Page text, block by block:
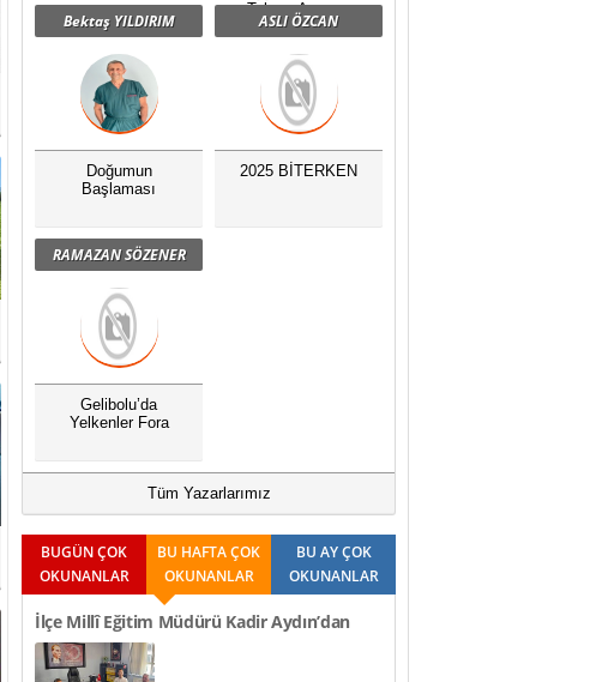
Taburu Anması
Bektaş YILDIRIM
Doğumun
Başlaması
ASLI ÖZCAN
2025 BİTERKEN
RAMAZAN SÖZENER
Gelibolu’da
Yelkenler Fora
Tüm Yazarlarımız
BUGÜN ÇOK
OKUNANLAR
BU HAFTA ÇOK
OKUNANLAR
BU AY ÇOK
OKUNANLAR
İlçe Millî Eğitim Müdürü Kadir Aydın’dan
Okul Ziyaretleri..